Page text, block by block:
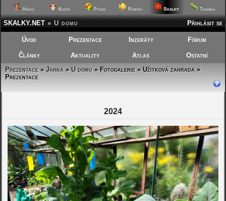
Hafíci Kočičí Ptáčci Rybičky Skalky Terárka
Přihlásit se
SKALKY.NET » U domu
Úvod Prezentace Inzeráty Fórum
Články Aktuality Atlas
Ostatní
Prezentace»Jarka »U domu » Fotogalerie » Užitková zahrada »
Prezentace
2022